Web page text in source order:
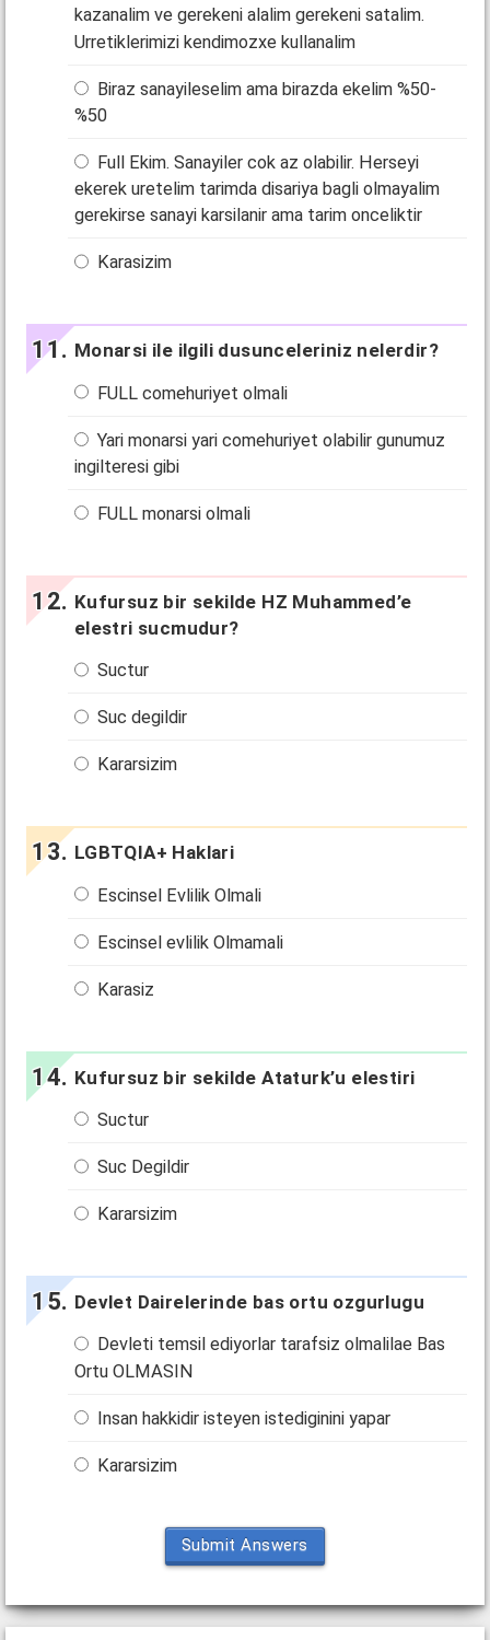
kazanalim ve gerekeni alalim gerekeni satalim.
Urretiklerimizi kendimozxe kullanalim
Biraz sanayileselim ama birazda ekelim %50-
%50
Full Ekim. Sanayiler cok az olabilir. Herseyi
ekerek uretelim tarimda disariya bagli olmayalim
gerekirse sanayi karsilanir ama tarim onceliktir
Karasizim
Monarsi ile ilgili dusunceleriniz nelerdir?
FULL comehuriyet olmali
Yari monarsi yari comehuriyet olabilir gunumuz
ingilteresi gibi
FULL monarsi olmali
Kufursuz bir sekilde HZ Muhammed’e
elestri sucmudur?
Suctur
Suc degildir
Kararsizim
LGBTQIA+ Haklari
Escinsel Evlilik Olmali
Escinsel evlilik Olmamali
Karasiz
Kufursuz bir sekilde Ataturk’u elestiri
Suctur
Suc Degildir
Kararsizim
Devlet Dairelerinde bas ortu ozgurlugu
Devleti temsil ediyorlar tarafsiz olmalilae Bas
Ortu OLMASIN
Insan hakkidir isteyen istediginini yapar
Kararsizim
Submit Answers